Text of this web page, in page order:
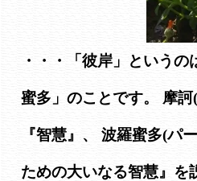
・・・「彼岸」という
蜜多」のことです。 摩
『智慧』、 波羅蜜多(
ための大いなる智慧』を